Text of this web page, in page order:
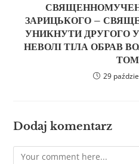
ЗАРИЦЬКОГО –
УНИКНУТИ ДРУГОГО
НЕВОЛІ ТІЛА ОБРАВ
29
Dodaj komentarz